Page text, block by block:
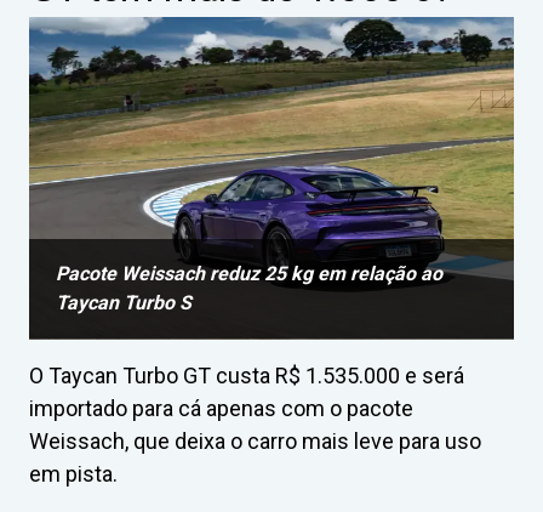
Pacote Weissach reduz 25 kg em relação ao
Taycan Turbo S
O Taycan Turbo GT custa R$ 1.535.000 e será
importado para cá apenas com o pacote
Weissach, que deixa o carro mais leve para uso
em pista.